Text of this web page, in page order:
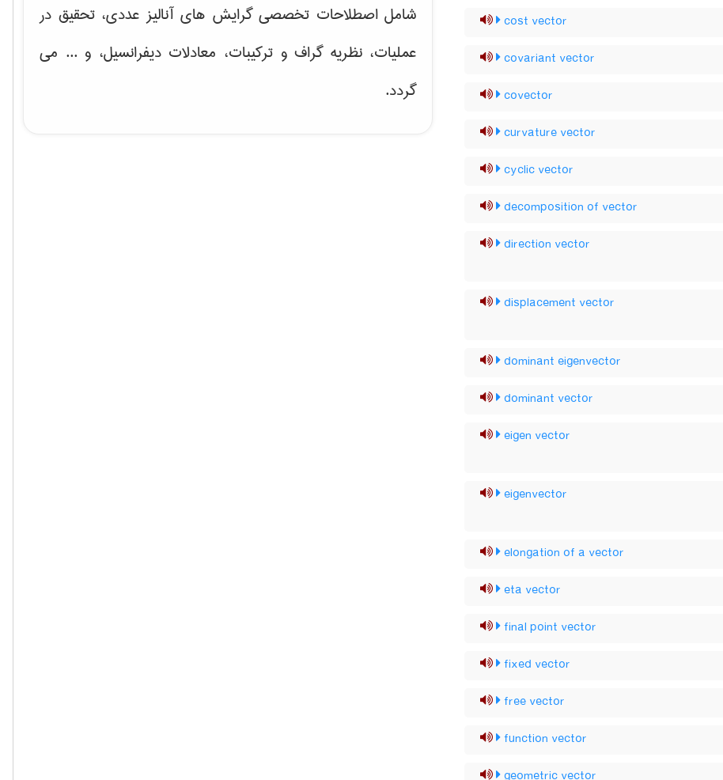
cost vector
covariant vector
covector
curvature vector
cyclic vector
decomposition of vector
direction vector
displacement vector
dominant eigenvector
dominant vector
eigen vector
eigenvector
elongation of a vector
eta vector
final point vector
fixed vector
free vector
function vector
شامل اصطلاحات تخصصی گرایش هایآنالیز عددی، تحقیق در
عملیات، نظریه گراف و تركیبات، معادلات دیفرانسیل، و ... می
گردد.